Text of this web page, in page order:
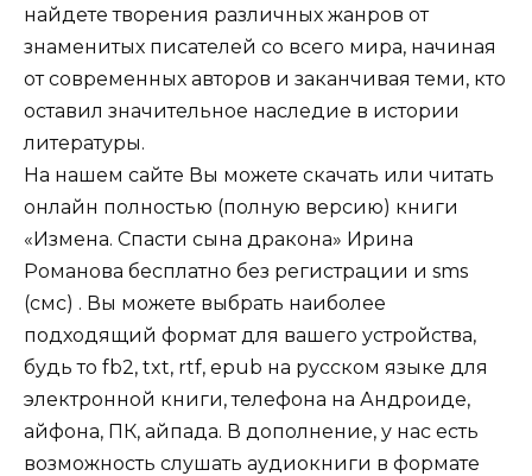
найдете творения различных жанров от
знаменитых писателей со всего мира, начиная
от современных авторов и заканчивая теми, кто
оставил значительное наследие в истории
литературы.
На нашем сайте Вы можете скачать или читать
онлайн полностью (полную версию) книги
«Измена. Спасти сына дракона» Ирина
Романова бесплатно без регистрации и sms
(смс) . Вы можете выбрать наиболее
подходящий формат для вашего устройства,
будь то fb2, txt, rtf, epub на русском языке для
электронной книги, телефона на Андроиде,
айфона, ПК, айпада. В дополнение, у нас есть
возможность слушать аудиокниги в формате